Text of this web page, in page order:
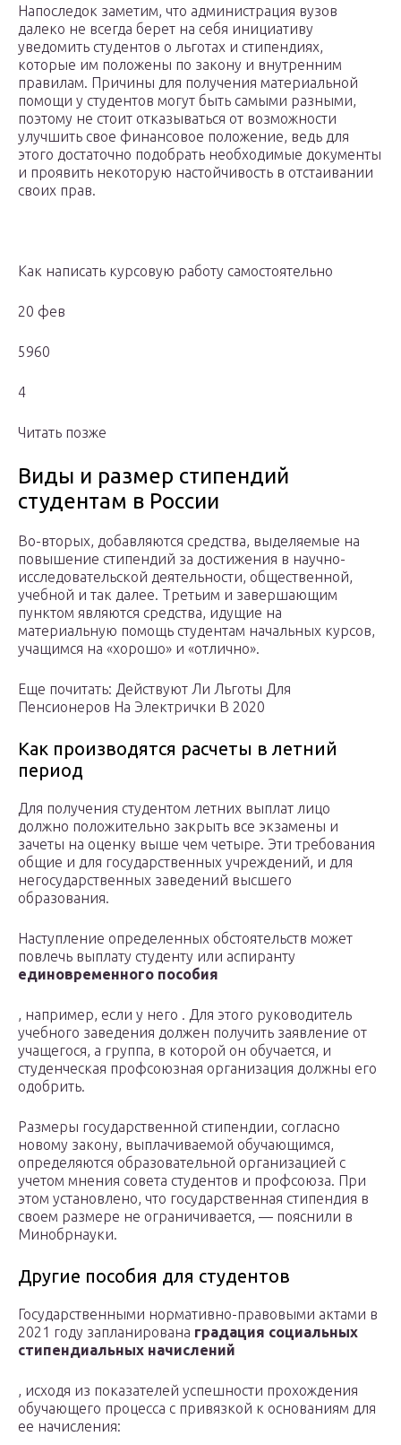
Напоследок заметим, что администрация вузов
далеко не всегда берет на себя инициативу
уведомить студентов о льготах и стипендиях,
которые им положены по закону и внутренним
правилам. Причины для получения материальной
помощи у студентов могут быть самыми разными,
поэтому не стоит отказываться от возможности
улучшить свое финансовое положение, ведь для
этого достаточно подобрать необходимые документы
и проявить некоторую настойчивость в отстаивании
своих прав.
Как написать курсовую работу самостоятельно
20 фев
5960
4
Читать позже
Виды и размер стипендий
студентам в России
Во-вторых, добавляются средства, выделяемые на
повышение стипендий за достижения в научно-
исследовательской деятельности, общественной,
учебной и так далее. Третьим и завершающим
пунктом являются средства, идущие на
материальную помощь студентам начальных курсов,
учащимся на «хорошо» и «отлично».
Еще почитать: Действуют Ли Льготы Для
Пенсионеров На Электрички В 2020
Как производятся расчеты в летний
период
Для получения студентом летних выплат лицо
должно положительно закрыть все экзамены и
зачеты на оценку выше чем четыре. Эти требования
общие и для государственных учреждений, и для
негосударственных заведений высшего
образования.
Наступление определенных обстоятельств может
повлечь выплату студенту или аспиранту
единовременного пособия
, например, если у него . Для этого руководитель
учебного заведения должен получить заявление от
учащегося, а группа, в которой он обучается, и
студенческая профсоюзная организация должны его
одобрить.
Размеры государственной стипендии, согласно
новому закону, выплачиваемой обучающимся,
определяются образовательной организацией с
учетом мнения совета студентов и профсоюза. При
этом установлено, что государственная стипендия в
своем размере не ограничивается, — пояснили в
Минобрнауки.
Другие пособия для студентов
Государственными нормативно-правовыми актами в
2021 году запланирована градация социальных
стипендиальных начислений
, исходя из показателей успешности прохождения
обучающего процесса с привязкой к основаниям для
ее начисления: